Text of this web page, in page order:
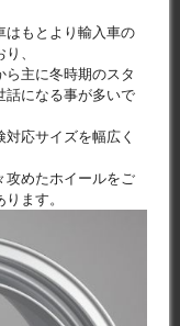
はもとより輸入車の
、
ら主に冬時期のスタ
話になる事が多いで
応サイズを幅広く
攻めたホイールをご
ます。